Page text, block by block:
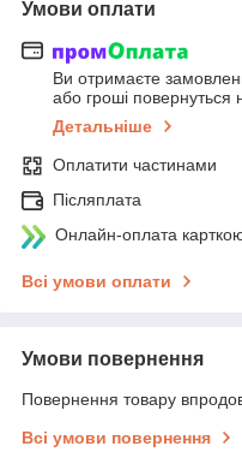
Умови оплати
Ви отримаєте
або гроші повернуться
Детальніше
Оплатити частинами
Післяплата
Онлайн-оплата
Всі умови оплати
Умови повернення
Повернення товару
Всі умови повернення